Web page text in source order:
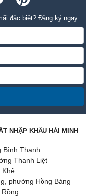
đặc biệt? Đăng ký ngay.
NHẬP KHẨU HẢI MINH
Bình Thạnh
Thanh Liệt
Khê
phường Hồng Bàng